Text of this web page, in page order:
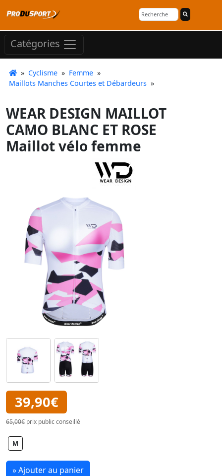
Catégories
» Cyclisme » Femme »
Maillots Manches Courtes et Débardeurs »
WEAR DESIGN MAILLOT
CAMO BLANC ET ROSE
Maillot vélo femme
39,90€
65,00€ prix public conseillé
M
» Ajouter au panier